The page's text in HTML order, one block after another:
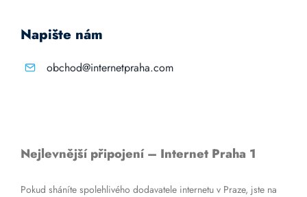
Napište nám
obchod@internetpraha.com
Nejlevnější připojení – Internet Praha 1
Pokud sháníte spolehlivého dodavatele internetu v Praze, jste na